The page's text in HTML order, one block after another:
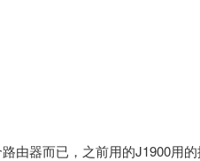
由器而已，之前用的J1900用